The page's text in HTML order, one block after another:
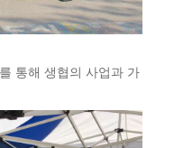
통해 생협의 사업과 가